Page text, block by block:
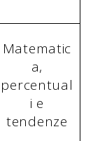
Matematic
a,
percentual
i e
tendenze